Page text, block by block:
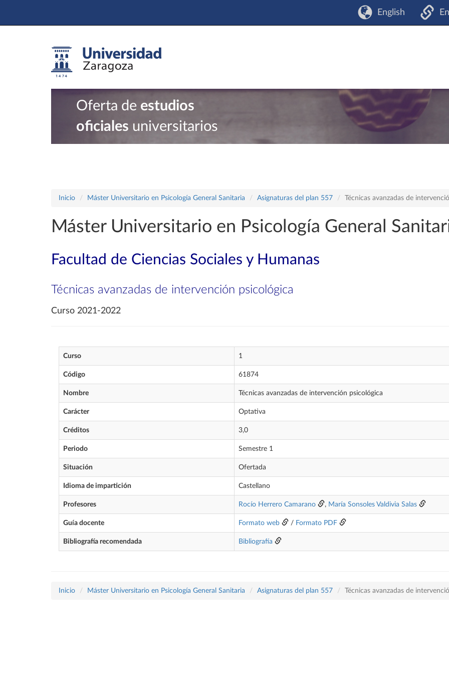
English
Oferta de estudios
oficiales universitarios
Inicio Máster Universitario en Psicología General Sanitaria Asignaturas del plan 557 Técnicas avanzadas de
Máster Universitario en Psicología General
Facultad de Ciencias Sociales y Humanas
Técnicas avanzadas de intervención psicológica
Curso 2021-2022
Curso 1
Código 61874
Nombre Técnicas avanzadas de intervención psicológica
Carácter Optativa
Créditos 3,0
Periodo Semestre 1
Situación Ofertada
Idioma de impartición Castellano
Profesores Rocío Herrero Camarano , María Sonsoles Valdivia Salas
Guía docente Formato web / Formato PDF
Bibliografía recomendada Bibliografía
Inicio Máster Universitario en Psicología General Sanitaria Asignaturas del plan 557 Técnicas avanzadas de